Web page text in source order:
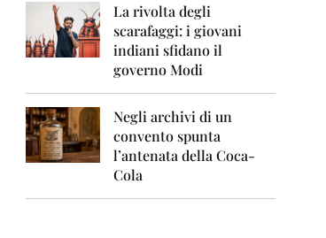
La rivolta degli
scarafaggi: i giovani
indiani sfidano il
governo Modi
Negli archivi di un
convento spunta
l’antenata della Coca-
Cola